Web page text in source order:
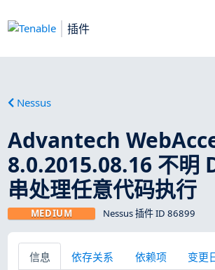
插件
Nessus
Advantech
8.0.2015.08.16 不明
串处理任意代码执行
MEDIUM Nessus 插件 ID 86899
信息 依存关系 依赖项 变更